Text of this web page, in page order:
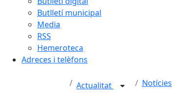
Butlletí municipal
Media
RSS
Hemeroteca
Adreces i telèfons
Actualitat Notícies